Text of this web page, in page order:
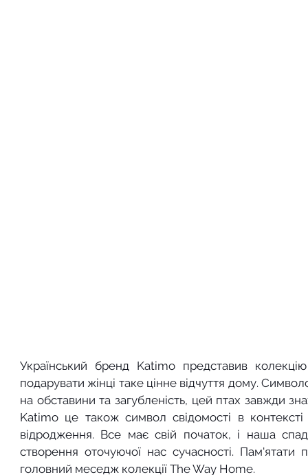
Український бренд Katimo представив
подарувати жінці таке цінне відчуття дому.
на обставини та загубленість, цей птах завжди
Katimo це також символ свідомості в контексті
відродження. Все має свій початок, і наша
створення оточуючої нас сучасності.
головний меседж колекції The Way Home.